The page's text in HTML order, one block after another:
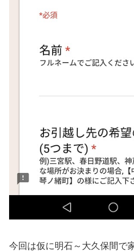
今回は仮に明石～大久保間で